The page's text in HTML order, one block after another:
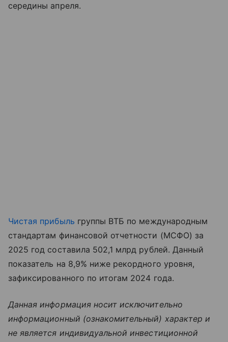
середины апреля.
Чистая прибыль группы ВТБ по международным
стандартам финансовой отчетности (МСФО) за
2025 год составила 502,1 млрд рублей. Данный
показатель на 8,9% ниже рекордного уровня,
зафиксированного по итогам 2024 года.
Данная информация носит исключительно
информационный (ознакомительный) характер и
не является индивидуальной инвестиционной